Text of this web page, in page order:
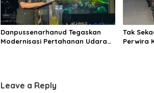
Danpussenarhanud Tegaskan
Modernisasi Pertahanan Udara
Tak
Perwira
Leave a Reply